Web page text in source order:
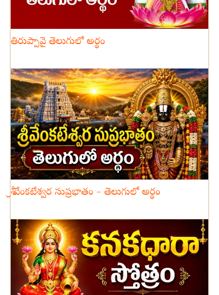
తిరుప్పావై తెలుగులో అర్థం
శ్రీ వేంకటేశ్వర సుప్రభాతం – తెలుగులో అర్థం